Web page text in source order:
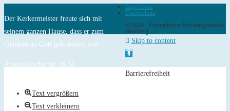
Der Kerkermeister freute sich mit
seinem ganzen Hause, dass er zum
Glauben an Gott gekommen war.
Apostelgeschichte 16,34
Impressum
Datenschutz
© 2026 - Evangelische Kirchengemeinde
Bensberg
Skip to content
Open toolbar
Barrierefreiheit
Text vergrößern
Text verkleinern